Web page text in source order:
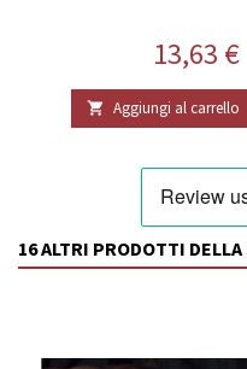
Prezzo
13,63 €
 Aggiungi al carrello
16 ALTRI PRODOTTI